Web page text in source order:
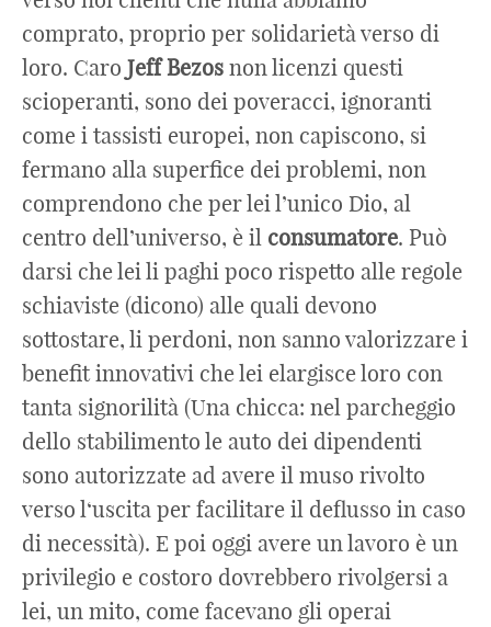
comprato, proprio per solidarietà verso di
loro. Caro Jeff Bezos non licenzi questi
scioperanti, sono dei poveracci, ignoranti
come i tassisti europei, non capiscono, si
fermano alla superfice dei problemi, non
comprendono che per lei l’unico Dio, al
centro dell’universo, è il consumatore. Può
darsi che lei li paghi poco rispetto alle regole
schiaviste (dicono) alle quali devono
sottostare, li perdoni, non sanno valorizzare i
benefit innovativi che lei elargisce loro con
tanta signorilità (Una chicca: nel parcheggio
dello stabilimento le auto dei dipendenti
sono autorizzate ad avere il muso rivolto
verso l‘uscita per facilitare il deflusso in caso
di necessità). E poi oggi avere un lavoro è un
privilegio e costoro dovrebbero rivolgersi a
lei, un mito, come facevano gli operai